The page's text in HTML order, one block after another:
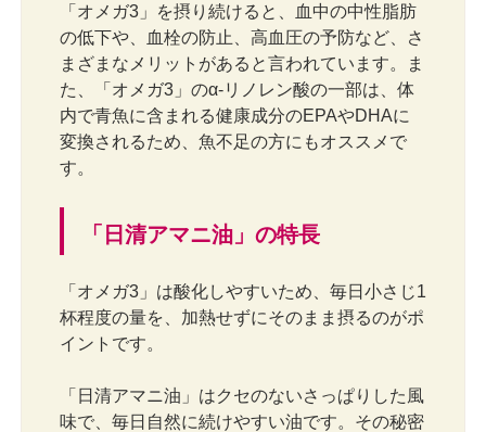
「オメガ3」を摂り続けると、血中の中性脂肪
の低下や、血栓の防止、高血圧の予防など、さ
まざまなメリットがあると言われています。ま
た、「オメガ3」のα-リノレン酸の一部は、体
内で青魚に含まれる健康成分のEPAやDHAに
変換されるため、魚不足の方にもオススメで
す。
「日清アマニ油」の特長
「オメガ3」は酸化しやすいため、毎日小さじ1
杯程度の量を、加熱せずにそのまま摂るのがポ
イントです。
「日清アマニ油」はクセのないさっぱりした風
味で、毎日自然に続けやすい油です。その秘密